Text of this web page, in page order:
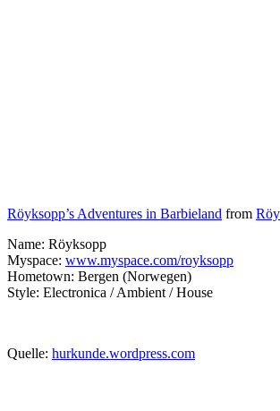
Röyksopp’s Adventures in Barbieland from
Name: Röyksopp
Myspace: www.myspace.com/royksopp
Hometown: Bergen (Norwegen)
Style: Electronica / Ambient / House
Quelle: hurkunde.wordpress.com